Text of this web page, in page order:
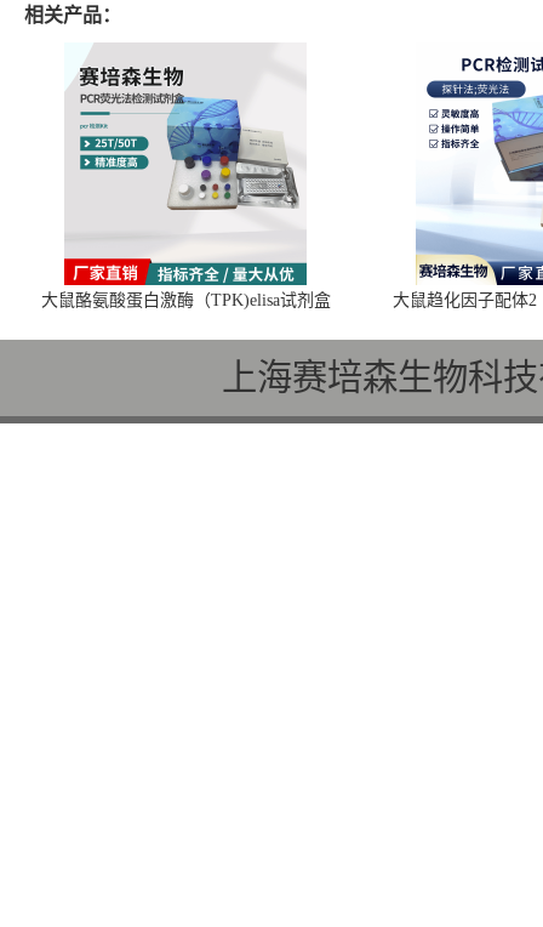
相关产品：
大鼠酪氨酸蛋白激酶（TPK)elisa试剂盒 大鼠趋化因子配体2
上海赛培森生物科